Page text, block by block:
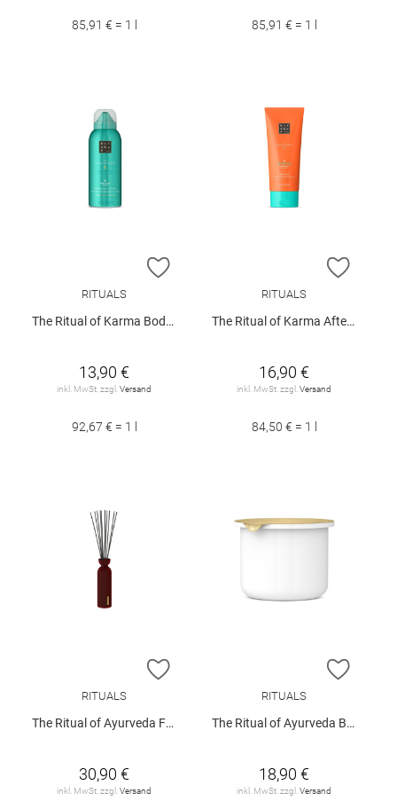
85,91 € = 1 l 85,91 € = 1 l
ZUR WUNSCHLISTE HINZUFÜGEN
RITUALS
The Ritual of Karma Body Lotion Mousse
13,90 €
inkl. MwSt. zzgl. Versand
92,67 € = 1 l
ZUR
RITUALS
The Ritual of Karma After Sun Gel 200ml
16,90 €
inkl. MwSt. zzgl. Versand
84,50 € = 1 l
ZUR WUNSCHLISTE HINZUFÜGEN
RITUALS
The Ritual of Ayurveda Fragrance Sticks 250ml
30,90 €
inkl. MwSt. zzgl. Versand
ZUR
RITUALS
The Ritual of Ayurveda Body Cream Refill 220ml
18,90 €
inkl. MwSt. zzgl. Versand